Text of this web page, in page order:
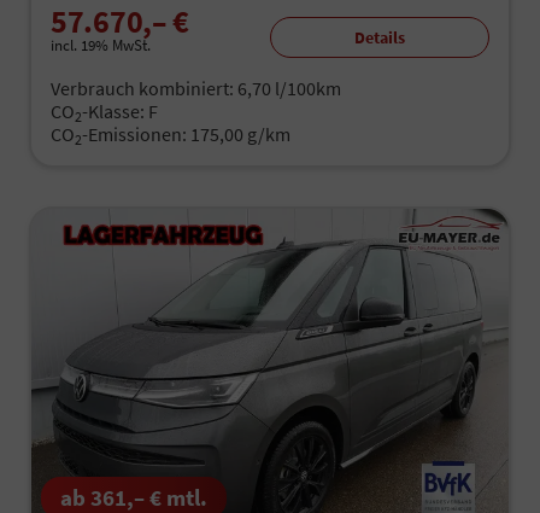
57.670,– €
incl. 19% MwSt. Details
Verbrauch kombiniert: 6,70 l/100km
CO2-Klasse: F
CO2-Emissionen: 175,00 g/km
ab 361,– € mtl.